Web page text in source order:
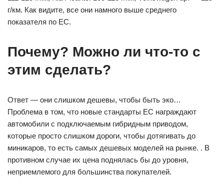
г/км. Как видите, все они намного выше среднего
показателя по ЕС.
Почему? Можно ли что-то с
этим сделать?
Ответ — они слишком дешевы, чтобы быть эко…
Проблема в том, что новые стандарты ЕС награждают
автомобили с подключаемым гибридным приводом,
которые просто слишком дороги, чтобы дотягивать до
миникаров, то есть самых дешевых моделей на рынке. . В
противном случае их цена поднялась бы до уровня,
неприемлемого для большинства покупателей.